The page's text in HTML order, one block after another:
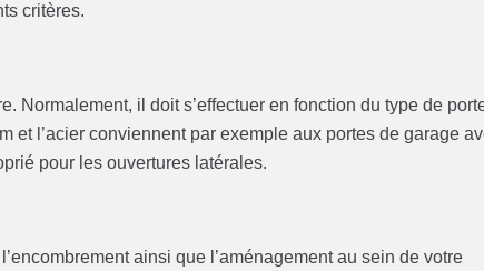
critères.
Normalement, il doit s’effectuer en fonction du type de
et l’acier conviennent par exemple aux portes de garage
pour les ouvertures latérales.
ainsi que l’aménagement au sein de votre